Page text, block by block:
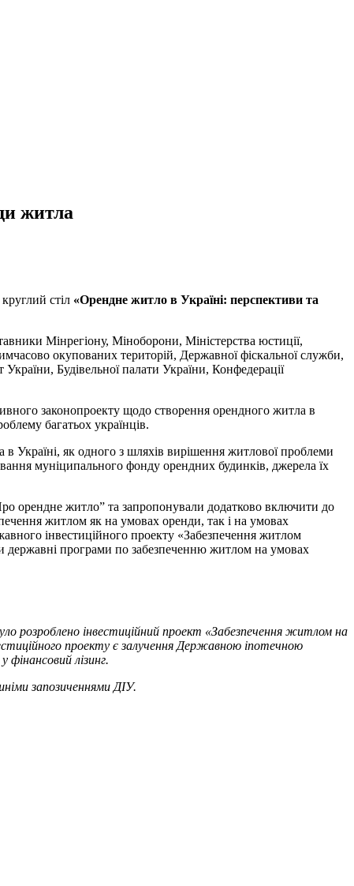
житла
стіл «Орендне житло в Україні: перспективи та
Мінрегіону, Міноборони, Міністерства юстиції,
окупованих територій, Державної фіскальної служби,
Будівельної палати України, Конфедерації
законопроекту щодо створення орендного житла в
багатьох українців.
Україні, як одного з шляхів вирішення житлової проблеми
муніципального фонду орендних будинків, джерела їх
орендне житло” та запропонували додатково включити до
житлом як на умовах оренди, так і на умовах
інвестиційного проекту «Забезпечення житлом
державні програми по забезпеченню житлом на умовах
розроблено інвестиційний проект «Забезпечення житлом на
проекту є залучення Державною іпотечною
лізинг.
запозиченнями ДІУ.